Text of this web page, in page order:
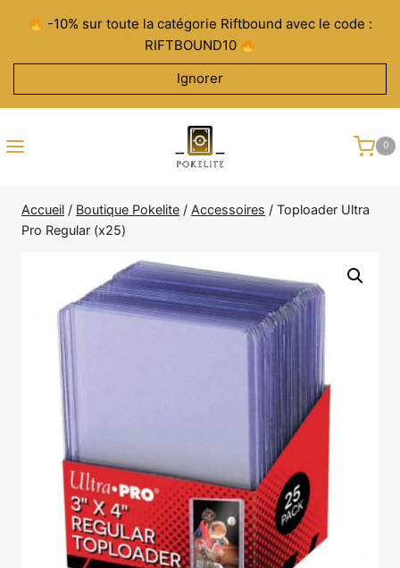
contenu
-10% sur toute la catégorie Riftbound avec le code :
RIFTBOUND10
Ignorer
0
Accueil / Boutique Pokelite / Accessoires / Toploader Ultra
Pro Regular (x25)